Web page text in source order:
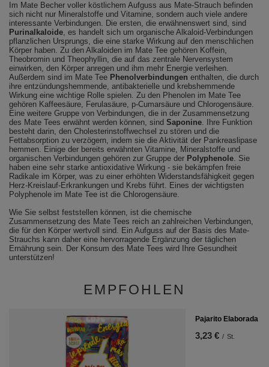
Im Mate Becher voller köstlichem Aufguss aus Mate-Strauch befinden
sich nicht nur Mineralstoffe und Vitamine, sondern auch viele andere
interessante Verbindungen. Die ersten, die erwähnenswert sind, sind
Purinalkaloide, es handelt sich um organische Alkaloid-Verbindungen
pflanzlichen Ursprungs, die eine starke Wirkung auf den menschlichen
Körper haben. Zu den Alkaloiden im Mate Tee gehören Koffein,
Theobromin und Theophyllin, die auf das zentrale Nervensystem
einwirken, den Körper anregen und ihm mehr Energie verleihen.
Außerdem sind im Mate Tee Phenolverbindungen enthalten, die durch
ihre entzündungshemmende, antibakterielle und krebshemmende
Wirkung eine wichtige Rolle spielen. Zu den Phenolen im Mate Tee
gehören Kaffeesäure, Ferulasäure, p-Cumarsäure und Chlorogensäure.
Eine weitere Gruppe von Verbindungen, die in der Zusammensetzung
des Mate Tees erwähnt werden können, sind Saponine. Ihre Funktion
besteht darin, den Cholesterinstoffwechsel zu stören und die
Fettabsorption zu verzögern, indem sie die Aktivität der Pankreaslipase
hemmen. Einige der bereits erwähnten Vitamine, Mineralstoffe und
organischen Verbindungen gehören zur Gruppe der Polyphenole. Sie
haben eine sehr starke antioxidative Wirkung - sie bekämpfen freie
Radikale im Körper, was zu einer erhöhten Widerstandsfähigkeit gegen
Herz-Kreislauf-Erkrankungen und Krebs führt. Eines der wichtigsten
Polyphenole im Mate Tee ist die Chlorogensäure.
Wie Sie selbst feststellen können, ist die chemische
Zusammensetzung des Mate Tees reich an zahlreichen Verbindungen,
die für den Körper wertvoll sind. Ein Aufguss auf der Basis des Mate-
Strauchs kann daher eine hervorragende Ergänzung der täglichen
Ernährung sein. Der Konsum des Mate Tees wird Ihre Gesundheit
unterstützen!
EMPFOHLEN
Pajarito Elaborada
3,23 € / St.